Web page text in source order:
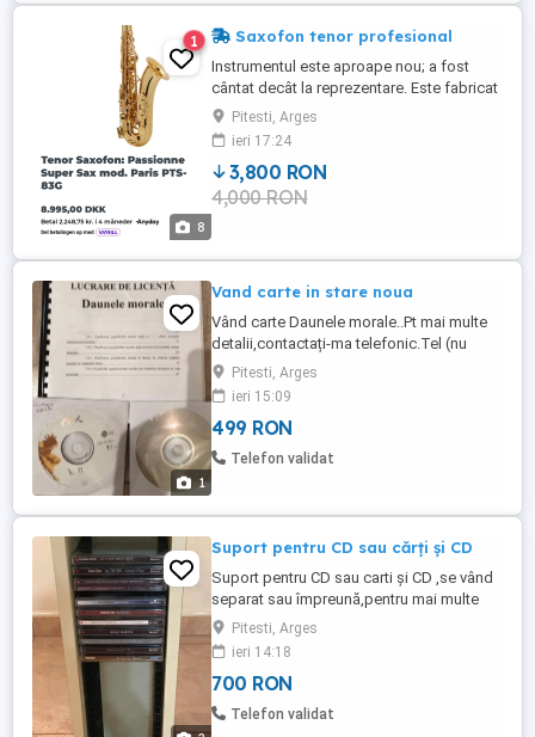
8
1 Saxofon tenor profesional
Instrumentul este aproape nou; a fost
cântat decât la reprezentare. Este fabricat
în Danemarca. Serie limitată. Super Sax
Passionne.Se vinde cu cutie tip: husă textil
și cu toate accesoriile.
Pitesti, Arges
ieri 17:24
3,800 RON
4,000 RON
1
Vand carte in stare noua
Vând carte Daunele morale..Pt mai multe
detalii,contactați-ma telefonic.Tel (nu
răspund la sms)
Pitesti, Arges
ieri 15:09
499 RON
Telefon validat
Suport pentru CD sau cărți și CD
Suport pentru CD sau carti și CD ,se vând
separat sau împreună,pentru mai multe
detalii sunați la
Pitesti, Arges
ieri 14:18
700 RON
Telefon validat